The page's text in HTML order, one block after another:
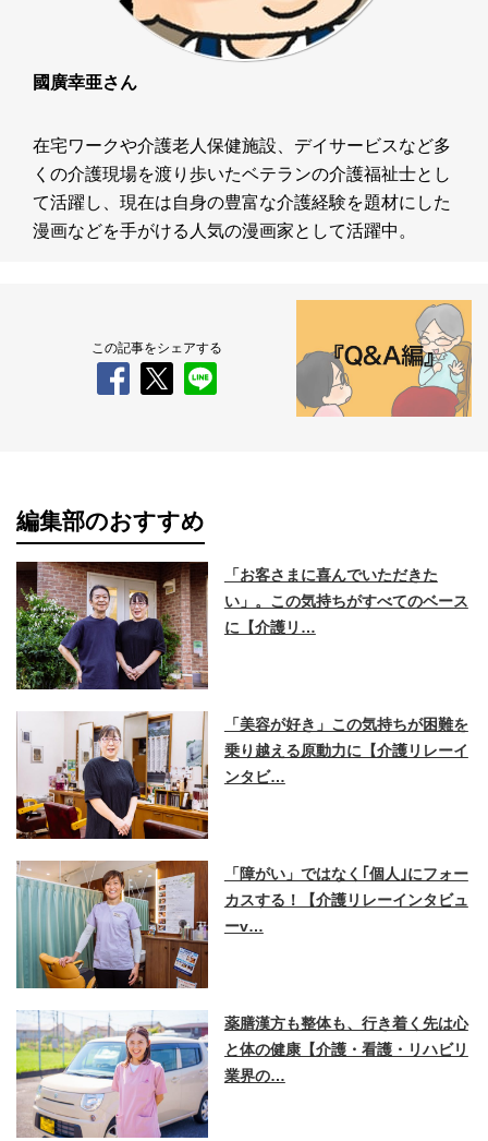
國廣幸亜さん
在宅ワークや介護老人保健施設、デイサービスなど多
くの介護現場を渡り歩いたベテランの介護福祉士とし
て活躍し、現在は自身の豊富な介護経験を題材にした
漫画などを手がける人気の漫画家として活躍中。
この記事をシェアする
編集部のおすすめ
「お客さまに喜んでいただきた
い」。この気持ちがすべてのベース
に【介護リ…
「美容が好き」この気持ちが困難を
乗り越える原動力に【介護リレーイ
ンタビ…
「障がい」ではなく｢個人｣にフォー
カスする！【介護リレーインタビュ
ーv…
薬膳漢方も整体も、行き着く先は心
と体の健康【介護・看護・リハビリ
業界の…